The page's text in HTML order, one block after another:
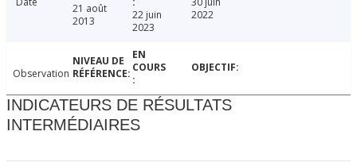
21 août
2013
22 juin
2023
2022
Observation
INDICATEURS DE RÉSULTATS
INTERMÉDIAIRES